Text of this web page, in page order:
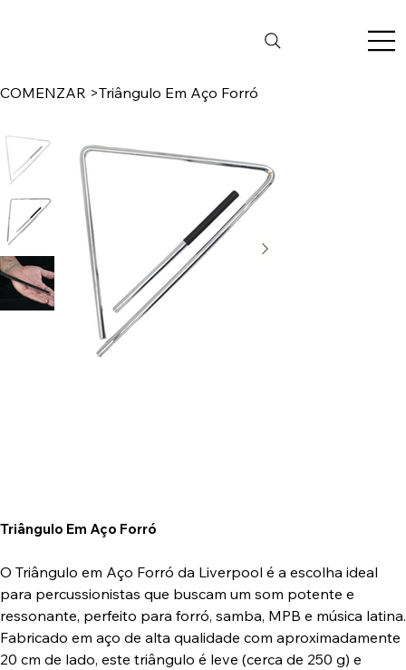
COMENZAR >Triângulo Em Aço Forró
Triângulo Em Aço Forró
O Triângulo em Aço Forró da Liverpool é a escolha ideal
para percussionistas que buscam um som potente e
ressonante, perfeito para forró, samba, MPB e música latina.
Fabricado em aço de alta qualidade com aproximadamente
20 cm de lado, este triângulo é leve (cerca de 250 g) e